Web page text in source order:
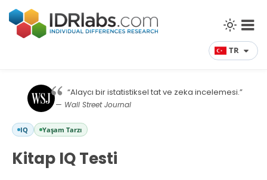
TR
“Alaycı bir istatistiksel tat ve zeka incelemesi.”
— Wall Street Journal
IQ Yaşam Tarzı
Kitap IQ Testi